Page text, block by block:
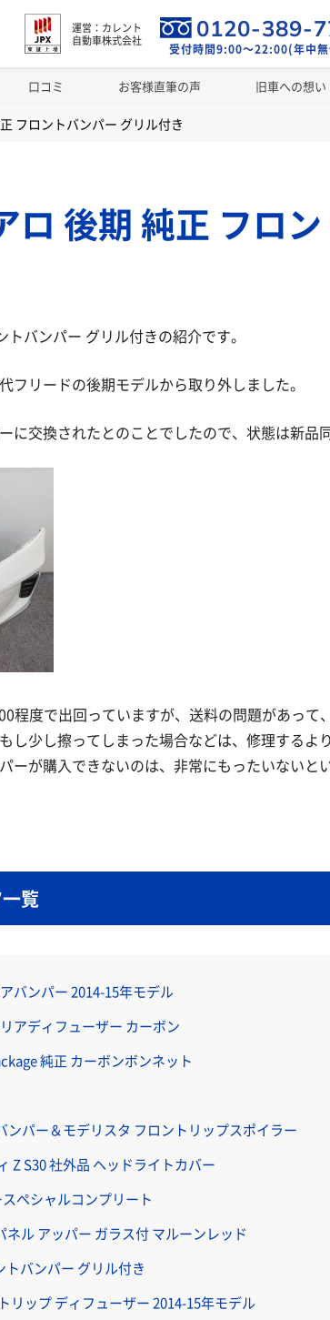
運営：カレント
自動車株式会社
0120-389-
受付時間9:00～22:00(年中
口コミ お客様直筆の声 旧車への想い
フロントバンパー グリル付き
ロ 後期 純正 フロ
バンパー グリル付きの紹介です。
フリードの後期モデルから取り外しました。
に交換されたとのことでしたので、状態は新品
程度で出回っていますが、送料の問題があって
し少し擦ってしまった場合などは、修理するよ
ーが購入できないのは、非常にもったいないと
覧
バンパー 2014-15年モデル
アディフューザー カーボン
純正 カーボンボンネット
ンパー＆モデリスタ フロントリップスポイラー
Z S30 社外品 ヘッドライトカバー
ペシャルコンプリート
ネル アッパー ガラス付 マルーンレッド
トバンパー グリル付き
リップ ディフューザー 2014-15年モデル